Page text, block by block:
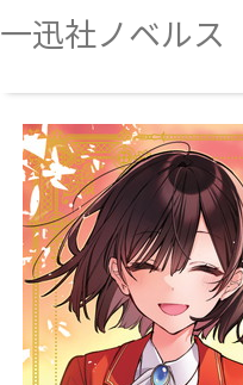
一迅社ノベルス